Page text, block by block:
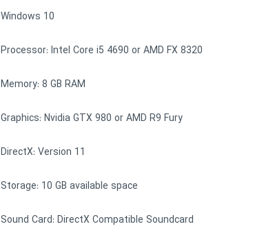
Windows 10
Processor: Intel Core i5 4690 or AMD FX 8320
Memory: 8 GB RAM
Graphics: Nvidia GTX 980 or AMD R9 Fury
DirectX: Version 11
Storage: 10 GB available space
Sound Card: DirectX Compatible Soundcard